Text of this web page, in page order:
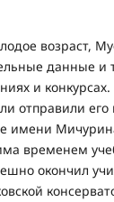
возраст,
данные и
и конкурсах.
отправили его
имени
временем
окончил